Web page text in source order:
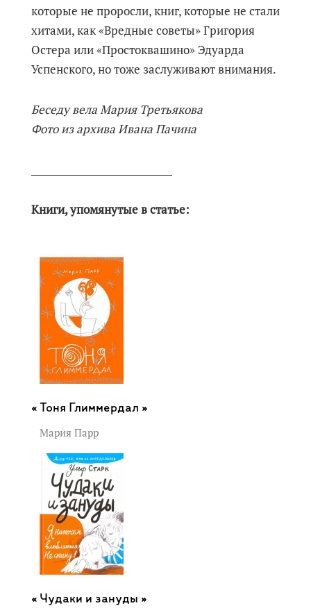
которые не проросли, книг, которые не стали
хитами, как «Вредные советы» Григория
Остера или «Простоквашино» Эдуарда
Успенского, но тоже заслуживают внимания.
Беседу вела Мария Третьякова
Фото из архива Ивана Пачина
Книги, упомянутые в статье:
Тоня Глиммердал »
Мария Парр
Чудаки и зануды »